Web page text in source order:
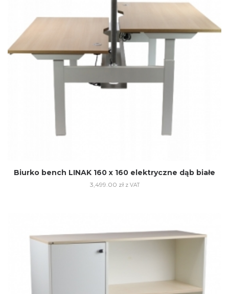
Biurko bench LINAK 160 x 160 elektryczne dąb białe
3,499.00 zł z VAT